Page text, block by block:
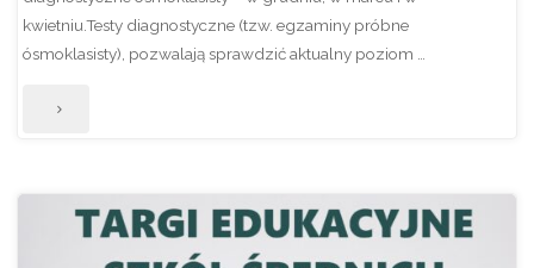
kwietniu.Testy diagnostyczne (tzw. egzaminy próbne
ósmoklasisty), pozwalają sprawdzić aktualny poziom …
"Trzy